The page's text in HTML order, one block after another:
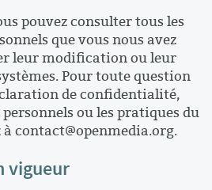
pouvez consulter tous les
que vous nous avez
leur modification ou leur
Pour toute question
de confidentialité,
ou les pratiques du
contact@openmedia.org.
vigueur